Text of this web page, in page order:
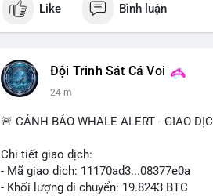
#vlikevn #titanbot
📰 Nguồn: Cointelegraph
Like Bình luận
Đội Trinh Sát Cá Voi
24 m
🚨 CẢNH BÁO WHALE ALERT - GIAO
Chi tiết giao dịch:
- Mã giao dịch: 11170ad3...08377e0a
- Khối lượng di chuyển: 19.8243 BTC